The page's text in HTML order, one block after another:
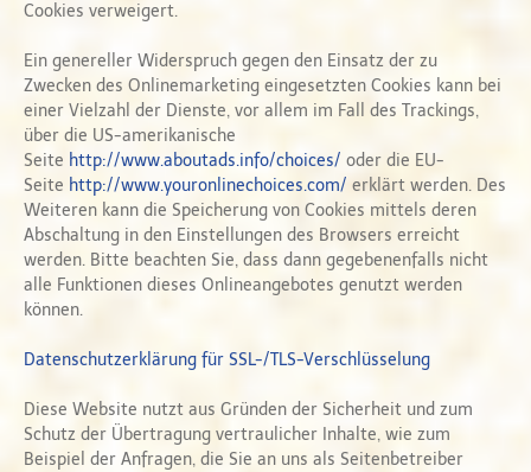
Cookies verweigert.
Ein genereller Widerspruch gegen den Einsatz der zu
Zwecken des Onlinemarketing eingesetzten Cookies kann bei
einer Vielzahl der Dienste, vor allem im Fall des Trackings,
über die US-amerikanische
Seite http://www.aboutads.info/choices/ oder die EU-
Seite http://www.youronlinechoices.com/ erklärt werden. Des
Weiteren kann die Speicherung von Cookies mittels deren
Abschaltung in den Einstellungen des Browsers erreicht
werden. Bitte beachten Sie, dass dann gegebenenfalls nicht
alle Funktionen dieses Onlineangebotes genutzt werden
können.
Datenschutzerklärung für SSL-/TLS-Verschlüsselung
Diese Website nutzt aus Gründen der Sicherheit und zum
Schutz der Übertragung vertraulicher Inhalte, wie zum
Beispiel der Anfragen, die Sie an uns als Seitenbetreiber